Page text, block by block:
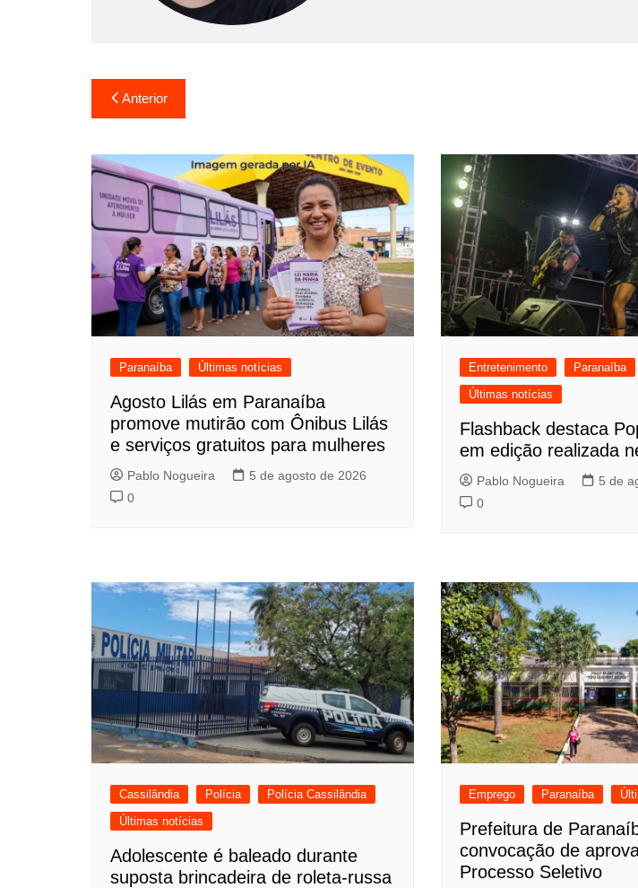
Navegação
de
Post
Anterior
Paranaíba Últimas notícias
Agosto Lilás em Paranaíba
promove mutirão com Ônibus Lilás
e serviços gratuitos para mulheres
Pablo Nogueira
5 de agosto de 2026
0
Entretenimento
Paranaíba
Últimas notícias
Flashback destaca
em edição realizada
Pablo Nogueira
5 de
0
Cassilândia Polícia
Polícia Cassilândia
Últimas notícias
Adolescente é baleado durante
suposta brincadeira de roleta-russa
Emprego Paranaíba
Prefeitura de
convocação de
Processo Seletivo